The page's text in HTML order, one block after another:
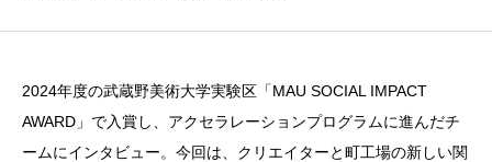
2024年度の武蔵野美術大学実験区「MAU SOCIAL IMPACT
AWARD」で入賞し、アクセラレーションプログラムに進んだチ
ームにインタビュー。今回は、クリエイターと町工場の新しい関